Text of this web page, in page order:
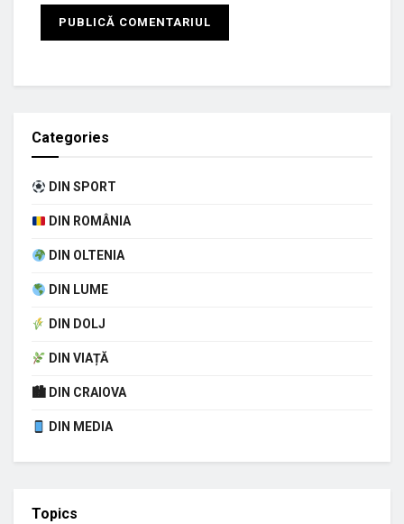
Categories
DIN SPORT
DIN ROMÂNIA
DIN OLTENIA
DIN LUME
DIN DOLJ
DIN VIAȚĂ
🏙 DIN CRAIOVA
DIN MEDIA
Topics